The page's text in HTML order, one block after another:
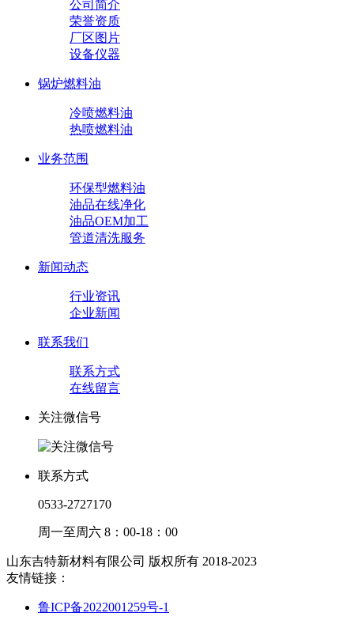
公司简介
荣誉资质
厂区图片
设备仪器
锅炉燃料油
冷喷燃料油
热喷燃料油
业务范围
环保型燃料油
油品在线净化
油品OEM加工
管道清洗服务
新闻动态
行业资讯
企业新闻
联系我们
联系方式
在线留言
关注微信号
联系方式
0533-2727170
周一至周六 8：00-18：00
山东吉特新材料有限公司 版权所有 2018-2023
友情链接：
鲁ICP备2022001259号-1